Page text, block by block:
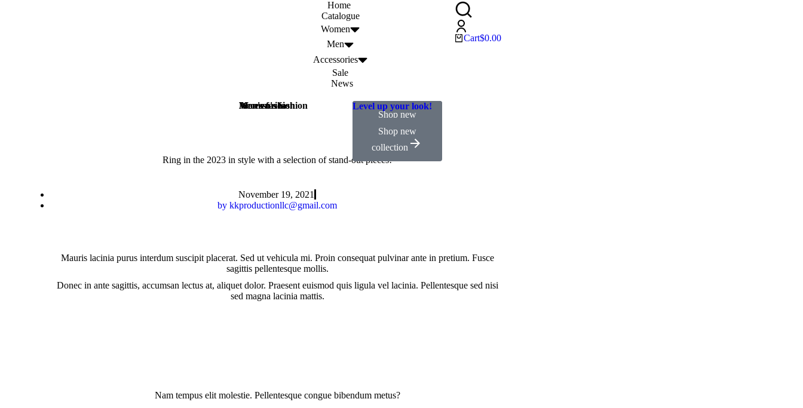
Home
Catalogue
Women
Women's fashion
Shop new
collection
Men
Men's fashion
Shop new
collection
Accessories
Accessories Level up your look!
Shop new
collection
Sale
News
Cart$0.00
Ring in the 2023 in style with a selection of stand-out pieces!
November 19, 2021
by kkproductionllc@gmail.com
Mauris lacinia purus interdum suscipit placerat. Sed ut vehicula mi. Proin consequat pulvinar ante in pretium. Fusce
sagittis pellentesque mollis.
Donec in ante sagittis, accumsan lectus at, aliquet dolor. Praesent euismod quis ligula vel lacinia. Pellentesque sed nisi
sed magna lacinia mattis.
Nam tempus elit molestie. Pellentesque congue bibendum metus?